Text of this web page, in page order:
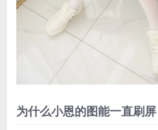
为什么小恩的图能一直刷屏